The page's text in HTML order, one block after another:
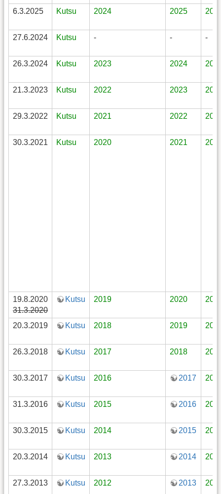
6.3.2025 Kutsu 2024 2025
27.6.2024 Kutsu - - -
26.3.2024 Kutsu 2023 2024
21.3.2023 Kutsu 2022 2023
29.3.2022 Kutsu 2021 2022
30.3.2021 Kutsu 2020 2021
19.8.2020
31.3.2020
Kutsu 2019 2020
20.3.2019 Kutsu 2018 2019
26.3.2018 Kutsu 2017 2018
30.3.2017 Kutsu 2016 2017
31.3.2016 Kutsu 2015 2016
30.3.2015 Kutsu 2014 2015
20.3.2014 Kutsu 2013 2014
27.3.2013 Kutsu 2012 2013